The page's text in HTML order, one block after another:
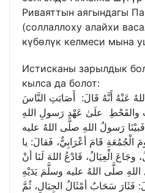
Риваяттын аягындагы
(соллаллоху алайхи
күбөлүк келмеси мына
Истисканы зарылдык
кылса да болот:
عَنْهُ أَنَّهُ قَالَ: أَصَابَتِ النَّاسَ
علَىٰ عَهْدِ رَسولِ اللهِ
رَسولُ اللهِ صلَّى اللهُ عليه
قَامَ أعْرَابِيٌّ، فَقالَ: يا
الْعِيَالُ، فَادْعُ اللهَ لَنَا أنْ
صلَّى اللهُ عليه وسلَّمَ يَدَيْهِ
فَثَارَ سَحَابٌ أمْثَالُ الجِبَالِ، ثُمَّ